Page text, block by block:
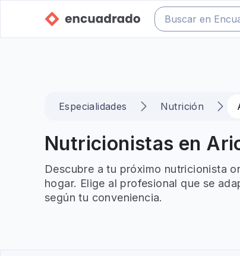
Especialidades Nutrición
Nutricionistas en
Descubre a tu próximo nutricionista
hogar. Elige al profesional que se
según tu conveniencia.